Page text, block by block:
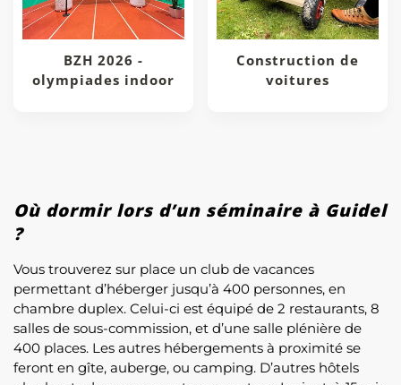
BZH 2026 -
olympiades indoor
Construction de
voitures
Où dormir lors d’un séminaire à Guidel
?
Vous trouverez sur place un club de vacances
permettant d’héberger jusqu’à 400 personnes, en
chambre duplex. Celui-ci est équipé de 2 restaurants, 8
salles de sous-commission, et d’une salle plénière de
400 places. Les autres hébergements à proximité se
feront en gîte, auberge, ou camping. D’autres hôtels